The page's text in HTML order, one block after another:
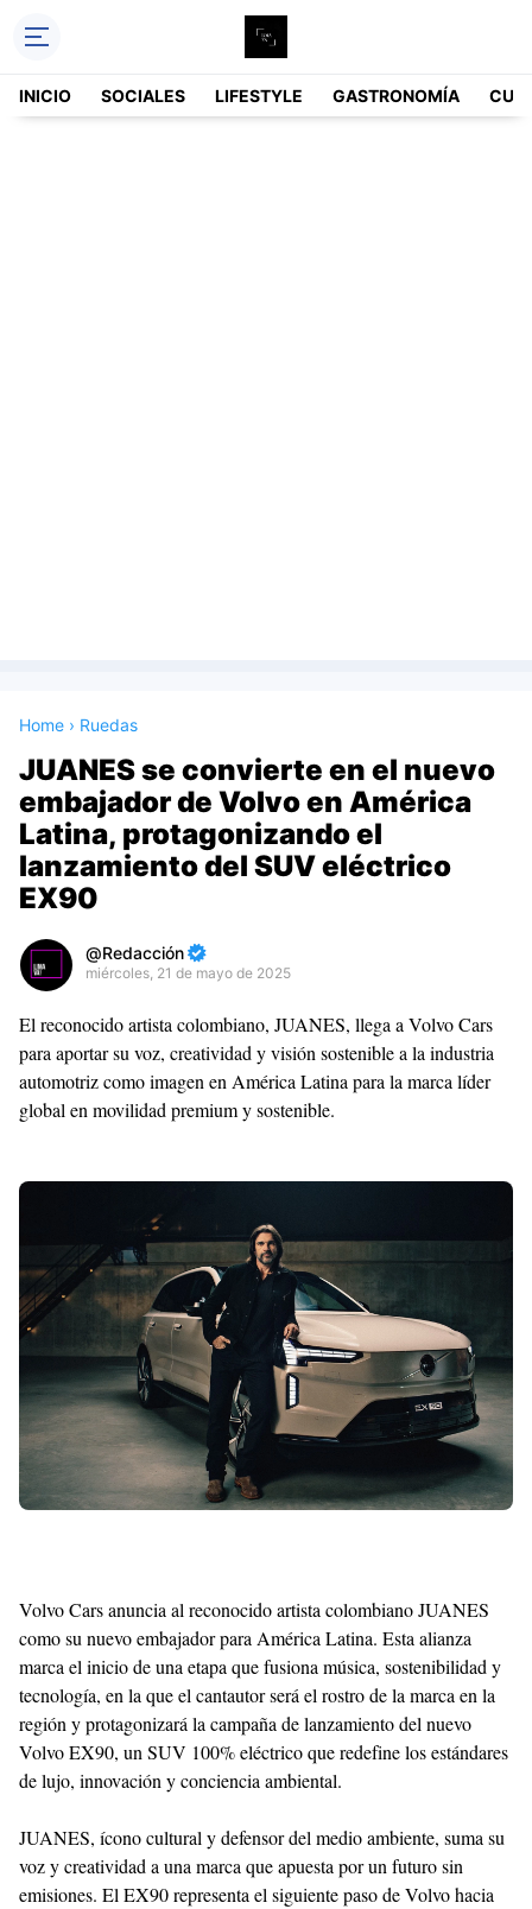
INICIO SOCIALES LIFESTYLE GASTRONOMÍA
Home › Ruedas
JUANES se convierte en el nuevo
embajador de Volvo en América
Latina, protagonizando el
lanzamiento del SUV eléctrico
EX90
Redacción
miércoles, 21 de mayo de 2025
Premium
By
Raushan
Design
With
El reconocido artista colombiano, JUANES, llega a Volvo Cars
para aportar su voz, creatividad y visión sostenible a la industria
automotriz como imagen en América Latina para la marca líder
global en movilidad premium y sostenible.
Volvo Cars anuncia al reconocido artista colombiano JUANES
como su nuevo embajador para América Latina. Esta alianza
marca el inicio de una etapa que fusiona música, sostenibilidad y
tecnología, en la que el cantautor será el rostro de la marca en la
región y protagonizará la campaña de lanzamiento del nuevo
Volvo EX90, un SUV 100% eléctrico que redefine los estándares
de lujo, innovación y conciencia ambiental.
JUANES, ícono cultural y defensor del medio ambiente, suma su
voz y creatividad a una marca que apuesta por un futuro sin
emisiones. El EX90 representa el siguiente paso de Volvo hacia